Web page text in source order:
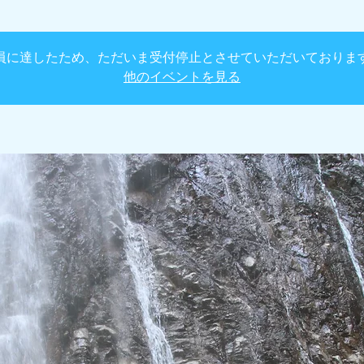
に達したため、ただいま受付停止とさせていただいておりま
他のイベントを見る